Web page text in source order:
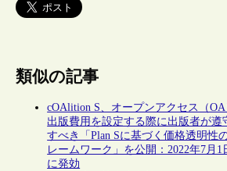
類似の記事
cOAlition S、オープンアクセス（OA
出版費用を設定する際に出版者が遵
すべき「Plan Sに基づく価格透明性
レームワーク」を公開：2022年7月1
に発効